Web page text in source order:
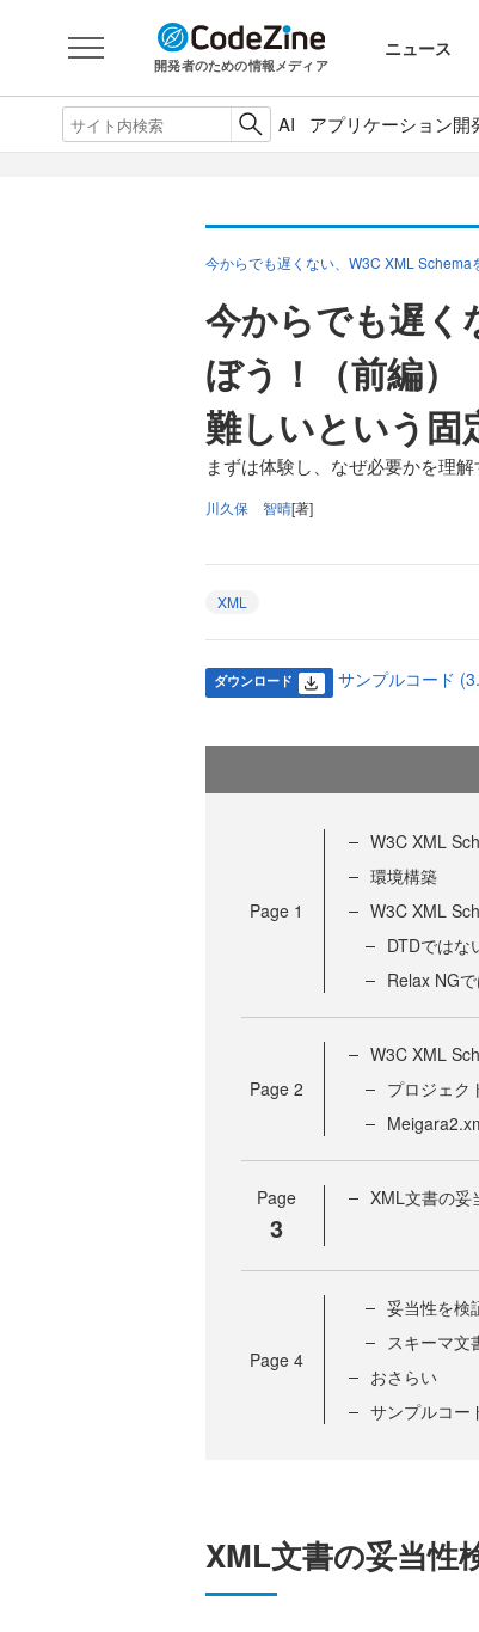
開発者のための情報メディア
ニュース
AI アプリケーション開
今からでも遅くない、W3C XML Schema
今からでも遅
ぼう！（前編）
難しいという固
まずは体験し、なぜ必要かを理解
川久保 智晴[著]
XML
ダウンロード サンプルコード
Page 1
W3C XML
環境構築
W3C XML
DTDではな
Relax NG
Page 2
W3C XML
プロジェク
Page
3
XML文書の妥
Page 4
妥当性を検
スキーマ文
おさらい
サンプルコー
XML文書の妥当性